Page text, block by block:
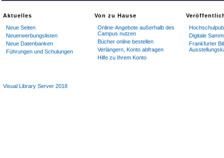
Aktuelles
Neue Seiten
Neuerwerbungslisten
Neue Datenbanken
Führungen und Schulungen
Von zu Hause
Online-Angebote außerhalb des
Campus nutzen
Bücher online bestellen
Verlängern, Konto abfragen
Hilfe zu Ihrem Konto
Digitale
Frankfurter
Visual Library Server 2018